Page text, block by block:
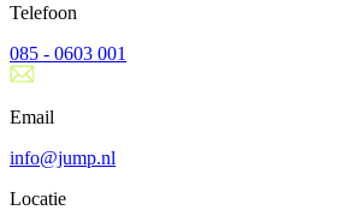
Telefoon
085 - 0603 001
Email
info@jump.nl
Locatie